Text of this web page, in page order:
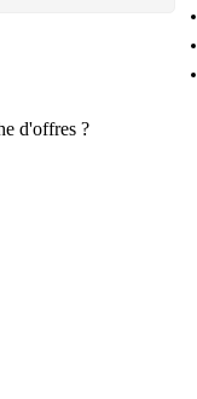
d'offres ?